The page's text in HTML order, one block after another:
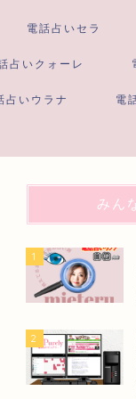
電話占いセラ
占いクォーレ
占いウラナ 電
みん
1
2